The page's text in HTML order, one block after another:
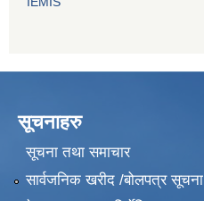
सूचनाहरु
सूचना तथा समाचार
सार्वजनिक खरीद /बोलपत्र सूचना